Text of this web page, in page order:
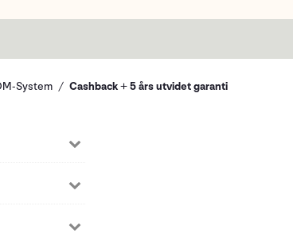
System Cashback + 5 års utvidet garanti